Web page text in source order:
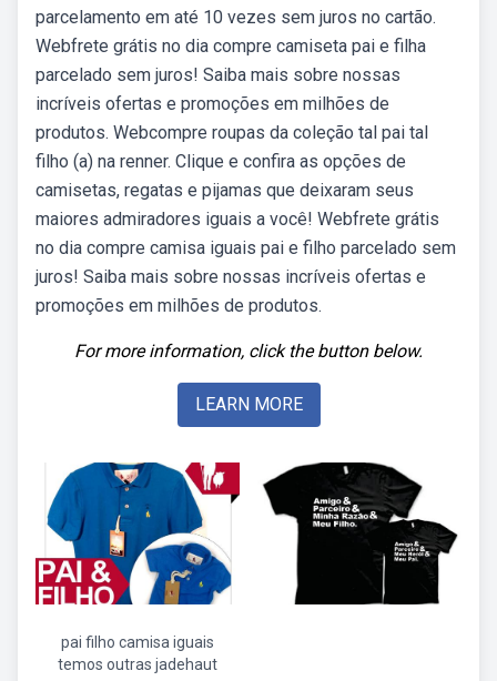
parcelamento em até 10 vezes sem juros no cartão.
Webfrete grátis no dia compre camiseta pai e filha
parcelado sem juros! Saiba mais sobre nossas
incríveis ofertas e promoções em milhões de
produtos. Webcompre roupas da coleção tal pai tal
filho (a) na renner. Clique e confira as opções de
camisetas, regatas e pijamas que deixaram seus
maiores admiradores iguais a você! Webfrete grátis
no dia compre camisa iguais pai e filho parcelado sem
juros! Saiba mais sobre nossas incríveis ofertas e
promoções em milhões de produtos.
For more information, click the button below.
LEARN MORE
pai filho camisa iguais
temos outras jadehaut